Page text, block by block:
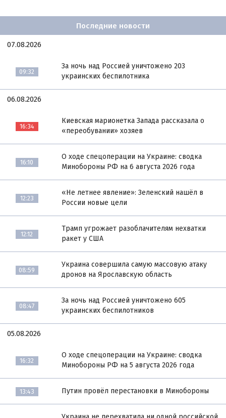
Последние новости
07.08.2026
09:32
За ночь над Россией уничтожено 203
украинских беспилотника
06.08.2026
16:34
Киевская марионетка Запада рассказала о
«переобувании» хозяев
16:10
О ходе спецоперации на Украине: сводка
Минобороны РФ на 6 августа 2026 года
12:23
«Не летнее явление»: Зеленский нашёл в
России новые цели
12:12
Трамп угрожает разоблачителям нехватки
ракет у США
08:59
Украина совершила самую массовую атаку
дронов на Ярославскую область
08:47
За ночь над Россией уничтожено 605
украинских беспилотников
05.08.2026
16:32
О ходе спецоперации на Украине: сводка
Минобороны РФ на 5 августа 2026 года
13:43 Путин провёл перестановки в Минобороны